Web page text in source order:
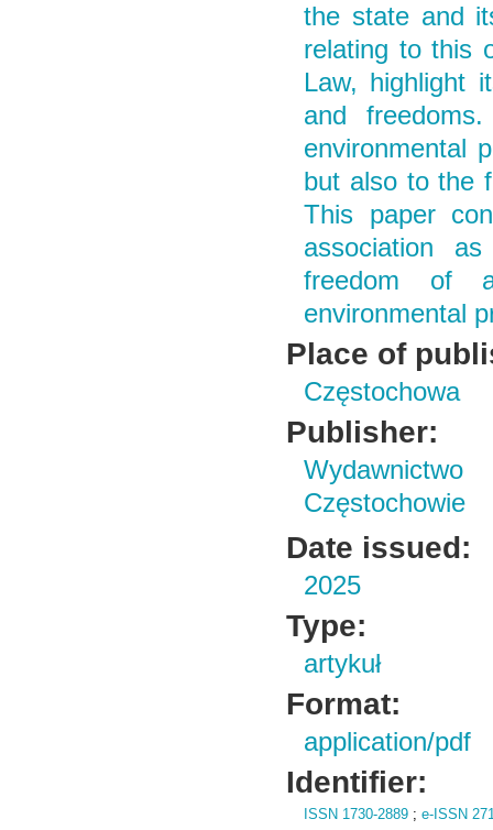
the state and
relating to this
Law, highlight
and
environmental
but also to the
This paper
association
freedom of
environmental
Place of
Częstochowa
Publisher:
Częstochowie
Date issued:
2025
Type:
artykuł
Format:
application/pdf
Identifier:
ISSN 1730-2889 ;e-ISSN